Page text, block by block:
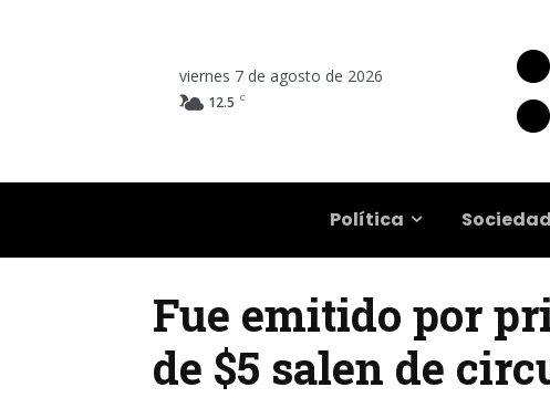
viernes 7 de agosto de 2026
12.5 C
Política Sociedad
Fue emitido por
de $5 salen de